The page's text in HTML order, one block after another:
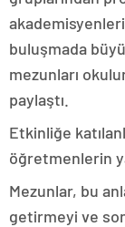
buluşmada
mezunları
paylaştı.
Etkinliğe
öğretmenlerin
Mezunlar, bu
getirmeyi ve